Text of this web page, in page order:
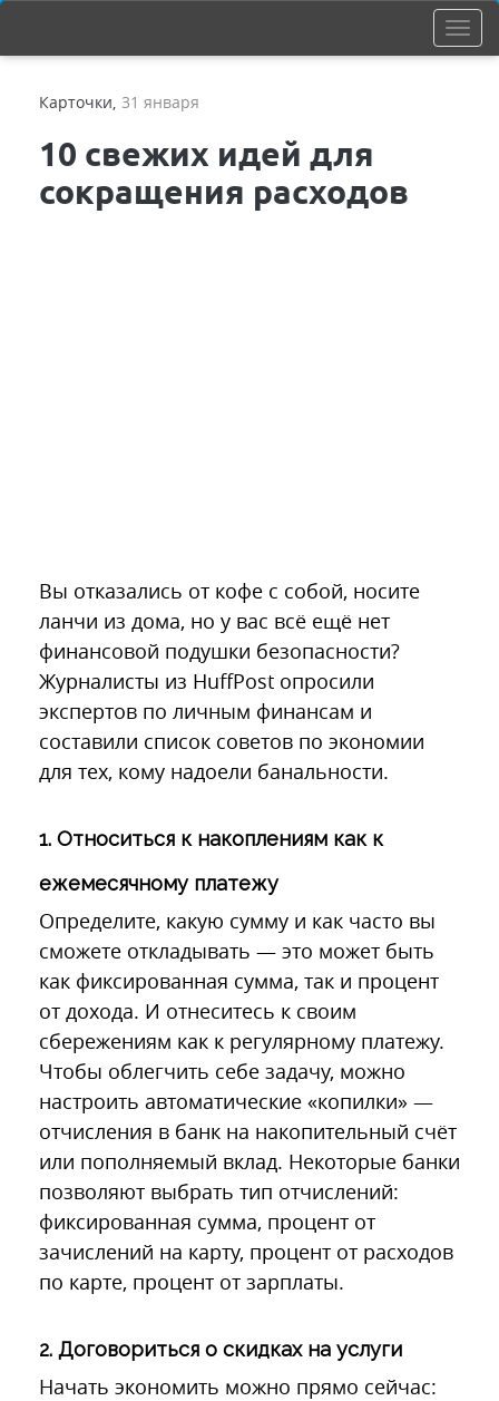
Карточки, 31 января
10 свежих идей для
сокращения расходов
Вы отказались от кофе с собой, носите
ланчи из дома, но у вас всё ещё нет
финансовой подушки безопасности?
Журналисты из HuffPost опросили
экспертов по личным финансам и
составили список советов по экономии
для тех, кому надоели банальности.
1. Относиться к накоплениям как к
ежемесячному платежу
Определите, какую сумму и как часто вы
сможете откладывать — это может быть
как фиксированная сумма, так и процент
от дохода. И отнеситесь к своим
сбережениям как к регулярному платежу.
Чтобы облегчить себе задачу, можно
настроить автоматические «копилки» —
отчисления в банк на накопительный счёт
или пополняемый вклад. Некоторые банки
позволяют выбрать тип отчислений:
фиксированная сумма, процент от
зачислений на карту, процент от расходов
по карте, процент от зарплаты.
2. Договориться о скидках на услуги
Начать экономить можно прямо сейчас: